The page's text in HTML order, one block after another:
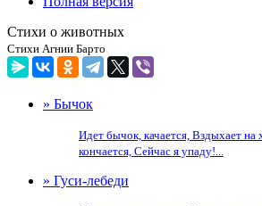
Стихи о животных
Стихи Агнии Барто
» Бычок
Идет бычок, качается, Вздыхает на
кончается, Сейчас я упаду!...
» Гуси-лебеди